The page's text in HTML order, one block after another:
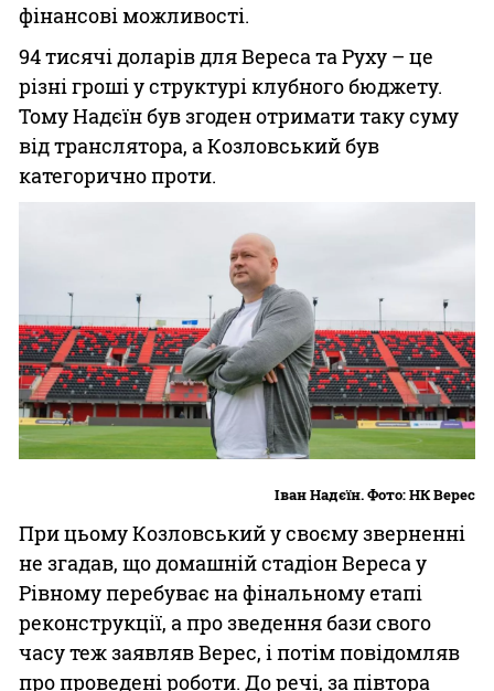
фінансові можливості.
94 тисячі доларів для Вереса та Руху – це
різні гроші у структурі клубного бюджету.
Тому Надєїн був згоден отримати таку суму
від транслятора, а Козловський був
категорично проти.
Іван Надєїн. Фото: НК Верес
При цьому Козловський у своєму зверненні
не згадав, що домашній стадіон Вереса у
Рівному перебуває на фінальному етапі
реконструкції, а про зведення бази свого
часу теж заявляв Верес, і потім повідомляв
про проведені роботи. До речі, за півтора